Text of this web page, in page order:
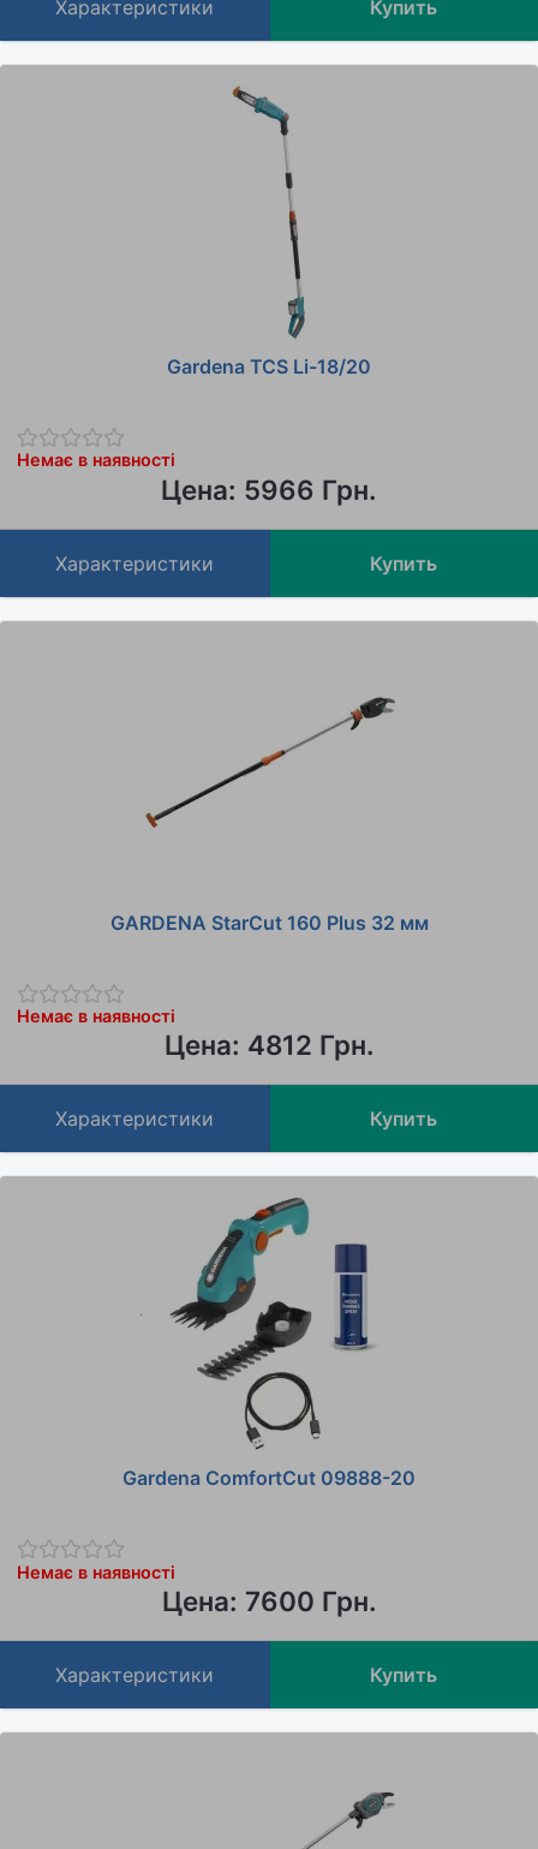
Характеристики Купить
Gardena TCS Li-18/20
Цена: 5966 Грн.
Немає в наявності
Характеристики Купить
GARDENA StarСut 160 Plus 32 мм
Цена: 4812 Грн.
Немає в наявності
Характеристики Купить
Gardena ComfortCut 09888-20
Цена: 7600 Грн.
Немає в наявності
Характеристики Купить